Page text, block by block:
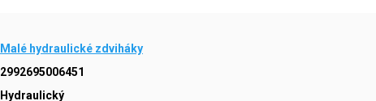
Malé hydraulické zdviháky
2992695006451
Hydraulický